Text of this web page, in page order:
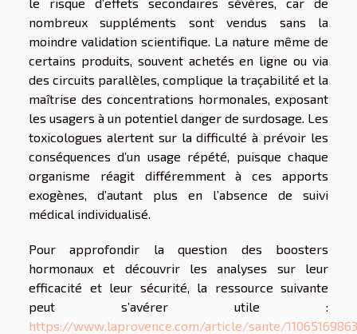
nombreux suppléments sont vendus sans la
moindre validation scientifique. La nature même de
certains produits, souvent achetés en ligne ou via
des circuits parallèles, complique la traçabilité et la
maîtrise des concentrations hormonales, exposant
les usagers à un potentiel danger de surdosage. Les
toxicologues alertent sur la difficulté à prévoir les
conséquences d’un usage répété, puisque chaque
organisme réagit différemment à ces apports
exogènes, d’autant plus en l’absence de suivi
médical individualisé.
Pour approfondir la question des boosters
hormonaux et découvrir les analyses sur leur
efficacité et leur sécurité, la ressource suivante
peut s’avérer utile :
https://www.laprovence.com/article/sante/